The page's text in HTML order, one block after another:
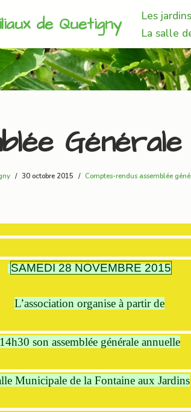
de Quetigny Les jardins
La salle
Générale
30 octobre 2015 Comptes-rendus assemblée
SAMEDI 28 NOVEMBRE 2015
L’association organise à partir de
14h30 son assemblée générale annuelle
Municipale de la Fontaine aux Jardins